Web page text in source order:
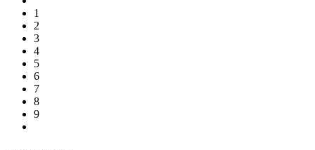
1
2
3
4
5
6
7
8
9